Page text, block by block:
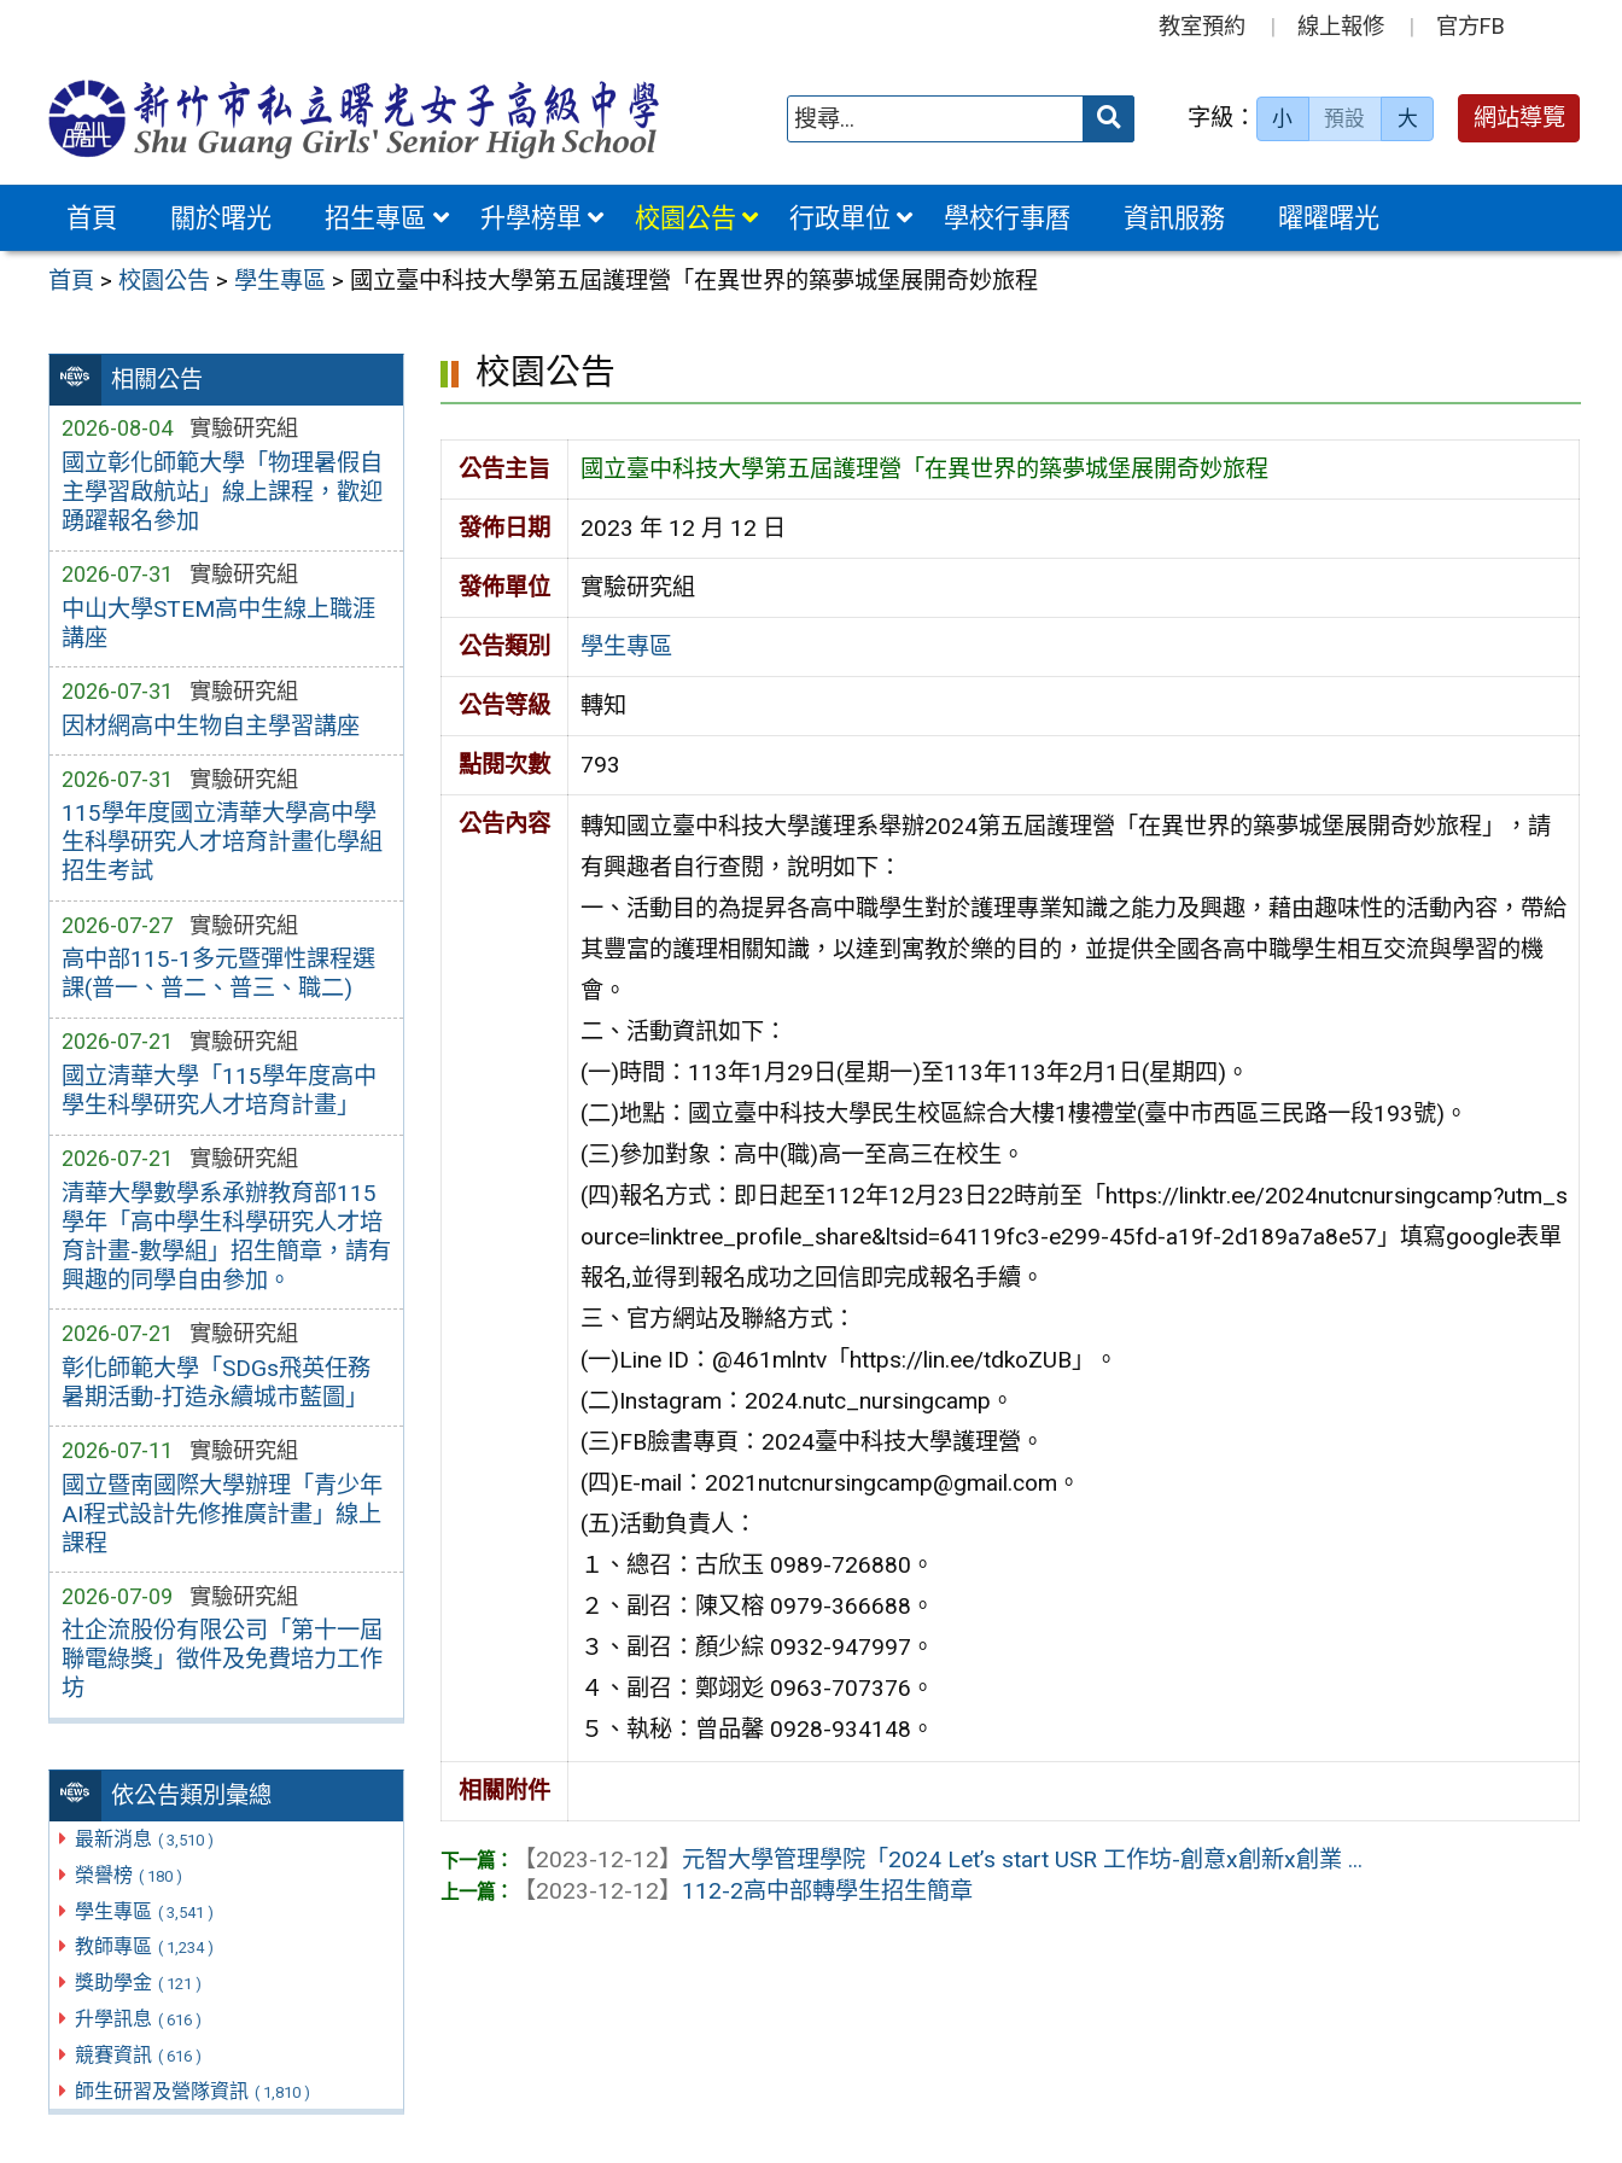
教室預約 線上報修 官方FB
送出 字級： 小 預設 大 網站導覽
首頁 關於曙光 招生專區 升學榜單 校園公告 行政單位 學校行事曆 資訊服務 曜曜曙光
首頁 >校園公告 > 學生專區 > 國立臺中科技大學第五屆護理營「在異世界的築夢城堡展開奇妙旅程
相關公告
2026-08-04 實驗研究組
國立彰化師範大學「物理暑假自
主學習啟航站」線上課程，歡迎
踴躍報名參加
2026-07-31 實驗研究組
中山大學STEM高中生線上職涯
講座
2026-07-31 實驗研究組
因材網高中生物自主學習講座
2026-07-31 實驗研究組
115學年度國立清華大學高中學
生科學研究人才培育計畫化學組
招生考試
2026-07-27 實驗研究組
高中部115-1多元暨彈性課程選
課(普一、普二、普三、職二)
2026-07-21 實驗研究組
國立清華大學「115學年度高中
學生科學研究人才培育計畫」
2026-07-21 實驗研究組
清華大學數學系承辦教育部115
學年「高中學生科學研究人才培
育計畫-數學組」招生簡章，請有
興趣的同學自由參加。
2026-07-21 實驗研究組
彰化師範大學「SDGs飛英任務
暑期活動-打造永續城市藍圖」
2026-07-11 實驗研究組
國立暨南國際大學辦理「青少年
AI程式設計先修推廣計畫」線上
課程
2026-07-09 實驗研究組
社企流股份有限公司「第十一屆
聯電綠獎」徵件及免費培力工作
坊
依公告類別彙總
最新消息 ( 3,510 )
榮譽榜 ( 180 )
學生專區 ( 3,541 )
教師專區 ( 1,234 )
獎助學金 ( 121 )
升學訊息 ( 616 )
競賽資訊 ( 616 )
師生研習及營隊資訊 ( 1,810 )
校園公告
公告主旨 國立臺中科技大學第五屆護理營「在異世界的築夢城堡展開奇妙旅程
發佈日期 2023 年 12 月 12 日
發佈單位 實驗研究組
公告類別 學生專區
公告等級 轉知
點閱次數 793
公告內容
轉知國立臺中科技大學護理系舉辦2024第五屆護理營「在異世界的築夢城堡展開奇妙旅程」，請
有興趣者自行查閱，說明如下：
一、活動目的為提昇各高中職學生對於護理專業知識之能力及興趣，藉由趣味性的活動內容，帶給
其豐富的護理相關知識，以達到寓教於樂的目的，並提供全國各高中職學生相互交流與學習的機
會。
二、活動資訊如下：
(一)時間：113年1月29日(星期一)至113年113年2月1日(星期四)。
(二)地點：國立臺中科技大學民生校區綜合大樓1樓禮堂(臺中市西區三民路一段193號)。
(三)參加對象：高中(職)高一至高三在校生。
(四)報名方式：即日起至112年12月23日22時前至「https://linktr.ee/2024nutcnursingcamp?utm_s
ource=linktree_profile_share&ltsid=64119fc3-e299-45fd-a19f-2d189a7a8e57」填寫google表單
報名,並得到報名成功之回信即完成報名手續。
三、官方網站及聯絡方式：
(一)Line ID：@461mlntv「https://lin.ee/tdkoZUB」。
(二)Instagram：2024.nutc_nursingcamp。
(三)FB臉書專頁：2024臺中科技大學護理營。
(四)E-mail：2021nutcnursingcamp@gmail.com。
(五)活動負責人：
１、總召：古欣玉 0989-726880。
２、副召：陳又榕 0979-366688。
３、副召：顏少綜 0932-947997。
４、副召：鄭翊彣 0963-707376。
５、執秘：曾品馨 0928-934148。
相關附件
【2023-12-12】 元智大學管理學院「2024 Let’s start USR 工作坊-創意x創新x創業 ...
【2023-12-12】 112-2高中部轉學生招生簡章